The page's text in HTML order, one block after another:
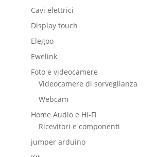
Cavi elettrici
Display touch
Elegoo
Ewelink
Foto e videocamere
Videocamere di sorveglianza
Webcam
Home Audio e Hi-Fi
Ricevitori e componenti
jumper arduino